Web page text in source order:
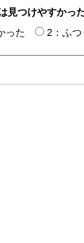
見つけやすかっ
った
2：ふつ